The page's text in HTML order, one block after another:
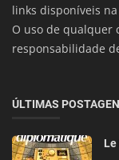
links disponíveis
O uso de qualquer
responsabilidade
ÚLTIMAS